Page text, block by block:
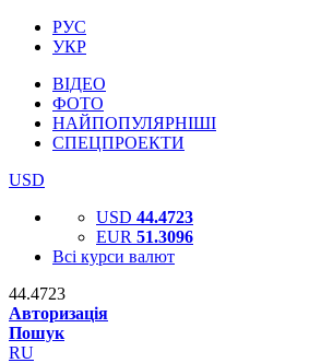
РУС
УКР
ВІДЕО
ФОТО
НАЙПОПУЛЯРНІШІ
СПЕЦПРОЕКТИ
USD
USD 44.4723
EUR 51.3096
Всі курси валют
44.4723
Авторизація
Пошук
RU